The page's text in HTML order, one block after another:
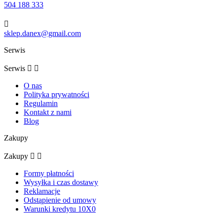
504 188 333

sklep.danex@gmail.com
Serwis
Serwis  
O nas
Polityka prywatności
Regulamin
Kontakt z nami
Blog
Zakupy
Zakupy  
Formy płatności
Wysyłka i czas dostawy
Reklamacje
Odstąpienie od umowy
Warunki kredytu 10X0